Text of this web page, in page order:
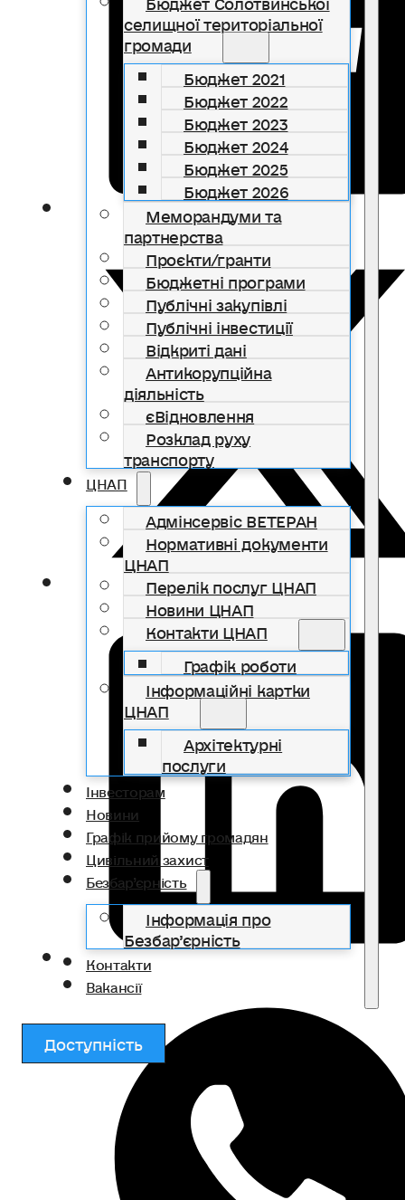
селищної територіальної
громади
Бюджет 2021
Бюджет 2022
Бюджет 2023
Бюджет 2024
Бюджет 2025
Бюджет 2026
Меморандуми та
партнерства
Проєкти/гранти
Бюджетні програми
Публічні закупівлі
Публічні інвестиції
Відкриті дані
Антикорупційна
діяльність
єВідновлення
Розклад руху
транспорту
ЦНАП
Адмінсервіс ВЕТЕРАН
Нормативні документи
ЦНАП
Перелік послуг ЦНАП
Новини ЦНАП
Контакти ЦНАП
Графік роботи
Інформаційні картки
ЦНАП
Архітектурні
послуги
Інвесторам
Новини
Графік прийому громадян
Цивільний захист
Безбар’єрність
Інформація про
Безбар’єрність
Контакти
Вакансії
Доступність